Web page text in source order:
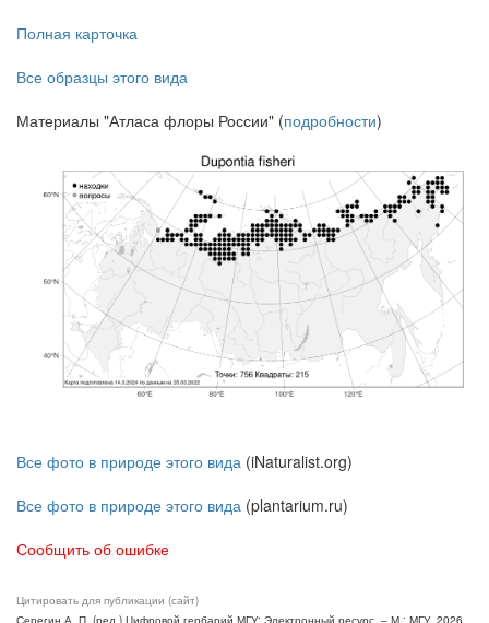
Полная карточка
Все образцы этого вида
Материалы "Атласа флоры России" (подробности)
Все фото в природе этого вида (iNaturalist.org)
Все фото в природе этого вида (plantarium.ru)
Сообщить об ошибке
Цитировать для публикации (сайт)
Серегин А. П. (ред.) Цифровой гербарий МГУ: Электронный ресурс. – М.: МГУ, 2026.